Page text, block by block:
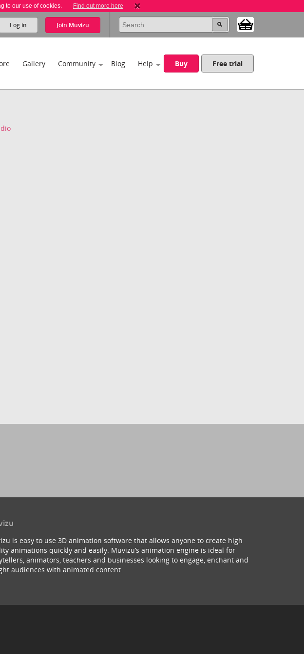
to our use of cookies. Find out more here
Log in Join Muvizu
Gallery Community Blog Help Buy Free trial
is easy to use 3D animation software that allows anyone to create high
animations quickly and easily. Muvizu’s animation engine is ideal for
animators, teachers and businesses looking to engage, enchant and
audiences with animated content.